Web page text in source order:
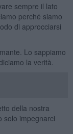
sempre il lato
perché siamo
di approcciarsi
Lo sappiamo
la verità.
della nostra
solo impegnarci